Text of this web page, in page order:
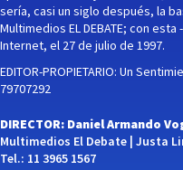
sería, casi un siglo después, la
Multimedios EL DEBATE; con
Internet, el 27 de julio de 1997.
EDITOR-PROPIETARIO: Un
79707292
DIRECTOR: Daniel Armando
Multimedios El Debate | Justa
Tel.: 11 3965 1567